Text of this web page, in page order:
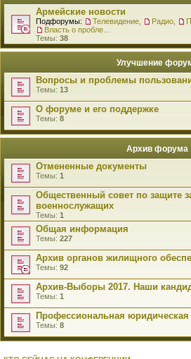
Армейские новости
Подфорумы: Телевидение Радио
Темы: 38
Улучшение
Вопросы и проблемы
Темы: 13
О форуме и его поддержке
Темы: 8
Архив форума
Отмененные документы
Темы: 1
Общественный совет по защите
военнослужащих
Темы: 1
Общая информация
Темы: 227
Архив органов жилищного
Темы: 92
Архив-Выборы 2017. Наши
Темы: 1
Профессиональная
Темы: 8